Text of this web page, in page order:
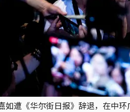
如遭《华尔街日报》辞退，在中